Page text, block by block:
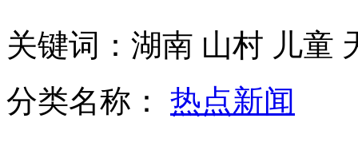
日本监测朝导弹多次自摆乌龙
印尼客机迫降入海 108名乘客与机组人员全部获救
关键词：湖南 山村 儿童
分类名称： 热点新闻